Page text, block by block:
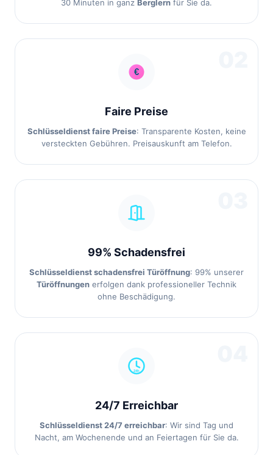
30 Minuten in ganz Berglern für Sie da.
Faire Preise
Schlüsseldienst faire Preise: Transparente Kosten, keine
versteckten Gebühren. Preisauskunft am Telefon.
99% Schadensfrei
Schlüsseldienst schadensfrei Türöffnung: 99% unserer
Türöffnungen erfolgen dank professioneller Technik
ohne Beschädigung.
24/7 Erreichbar
Schlüsseldienst 24/7 erreichbar: Wir sind Tag und
Nacht, am Wochenende und an Feiertagen für Sie da.